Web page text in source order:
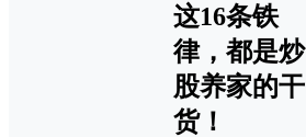
这16条铁
律，都是炒
股养家的干
货！